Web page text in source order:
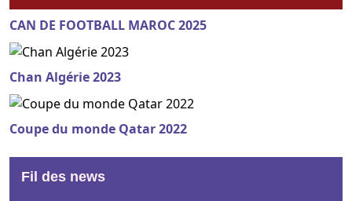
CAN DE FOOTBALL MAROC 2025
Chan Algérie 2023
Coupe du monde Qatar 2022
Fil des news